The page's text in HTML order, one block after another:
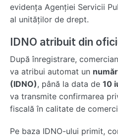
evidența Agenției Servicii
al unităților de drept.
IDNO atribuit din
După înregistrare,
va atribui automat un
(IDNO), până la data de 10
va transmite confirmarea
fiscală în calitate de
Pe baza IDNO-ului primit,